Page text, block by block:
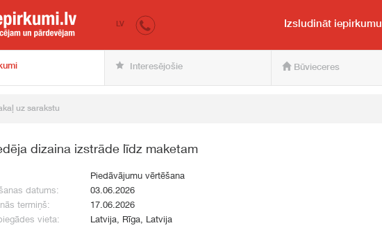
iepirkumi.lv pircējam un pārdevējam
LV Izsludināt iepirkumu
Interesējošie Būvieceres
uz sarakstu
dizaina izstrāde līdz maketam
Piedāvājumu vērtēšana
datums:
03.06.2026
termiņš:
17.06.2026
vieta:
Latvija, Rīga, Latvija